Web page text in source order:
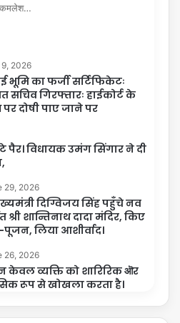
कमलेश…
2026
भूमि का फर्जी सर्टिफिकेटः
सचिव गिरफ्तारः हाईकोर्ट के
दोषी पाए जाने पर
पैर। विधायक उमंग सिंगार ने दी
29, 2026
दिग्विजय सिंह पहुँचे नव
श्री शान्तिनाथ दादा मंदिर, किए
पूजन, लिया आशीर्वाद।
26, 2026
केवल व्यक्ति को शारिरिक ऒर
रूप से खोखला करता है।